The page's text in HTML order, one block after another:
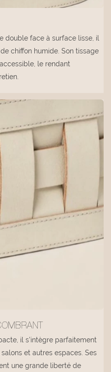
double face à surface lisse, il
chiffon humide. Son tissage
le rendant
il s'intègre parfaitement
et autres espaces. Ses
une grande liberté de